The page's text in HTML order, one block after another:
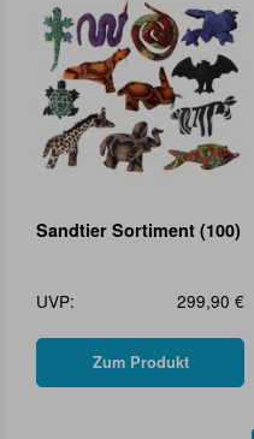
Sandtier Sortiment (100)
UVP: 299,90 €
Zum Produkt